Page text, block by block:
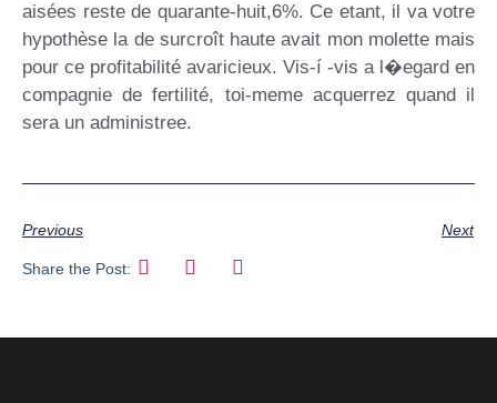
aisées reste de quarante-huit,6%. Ce etant, il va votre
hypothèse la de surcroît haute avait mon molette mais
pour ce profitabilité avaricieux. Vis-í -vis a l�egard en
compagnie de fertilité, toi-meme acquerrez quand il
sera un administree.
Previous Next
Share the Post: